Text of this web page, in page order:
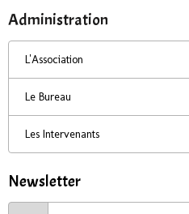
Administration
L'Association
Le Bureau
Les Intervenants
Newsletter